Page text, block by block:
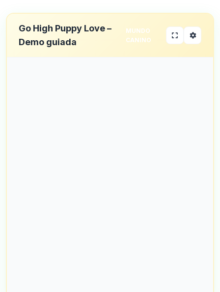
Go High Puppy Love –
Demo guiada
MUNDO
CANINO